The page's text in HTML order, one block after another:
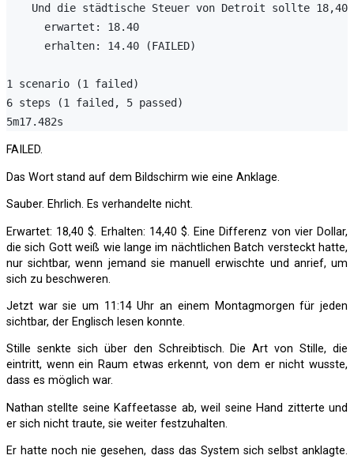
Und die städtische Steuer von Detroit sollte 18,40
      erwartet: 18.40
      erhalten: 14.40 (FAILED)
1 scenario (1 failed)
6 steps (1 failed, 5 passed)
FAILED.
Das Wort stand auf dem Bildschirm wie eine Anklage.
Sauber. Ehrlich. Es verhandelte nicht.
Erwartet: 18,40 $. Erhalten: 14,40 $. Eine Differenz von vier Dollar,
die sich Gott weiß wie lange im nächtlichen Batch versteckt hatte,
nur sichtbar, wenn jemand sie manuell erwischte und anrief, um
sich zu beschweren.
Jetzt war sie um 11:14 Uhr an einem Montagmorgen für jeden
sichtbar, der Englisch lesen konnte.
Stille senkte sich über den Schreibtisch. Die Art von Stille, die
eintritt, wenn ein Raum etwas erkennt, von dem er nicht wusste,
dass es möglich war.
Nathan stellte seine Kaffeetasse ab, weil seine Hand zitterte und
er sich nicht traute, sie weiter festzuhalten.
Er hatte noch nie gesehen, dass das System sich selbst anklagte.